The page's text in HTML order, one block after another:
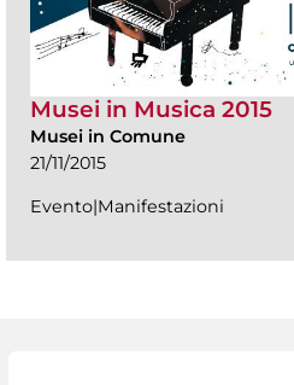
Musei in Musica 2015
Musei in Comune
21/11/2015
Evento|Manifestazioni